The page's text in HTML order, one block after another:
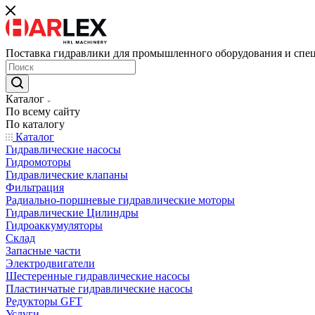
Поставка гидравлики для промышленного оборудования и
Каталог
По всему сайту
По каталогу
Каталог
Гидравлические насосы
Гидромоторы
Гидравлические клапаны
Фильтрация
Радиально-поршневые гидравлические моторы
Гидравлические Цилиндры
Гидроаккумуляторы
Склад
Запасные части
Электродвигатели
Шестеренные гидравлические насосы
Пластинчатые гидравлические насосы
Редукторы GFT